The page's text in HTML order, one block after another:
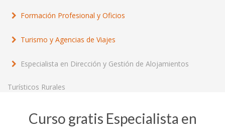
Formación Profesional y Oficios
Turismo y Agencias de Viajes
Especialista en Dirección y Gestión de Alojamientos
Turísticos Rurales
Curso gratis Especialista en